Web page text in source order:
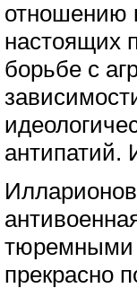
отношению
настоящих
борьбе с
антипатий.
тюремными
прекрасно